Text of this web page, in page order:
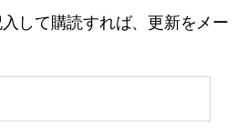
して購読すれば、更新をメー